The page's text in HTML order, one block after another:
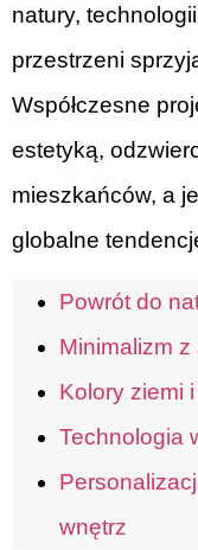
natury,
przestrzeni
Współczesne
estetyką,
mieszkańców, a
globalne
Powrót do
Minimalizm
Kolory ziemi
Technologia
wnętrz